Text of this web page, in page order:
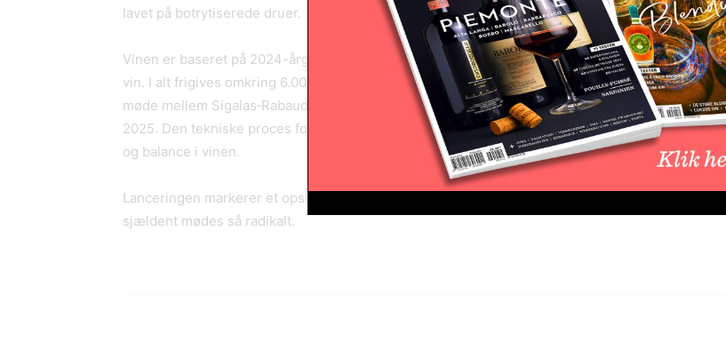
lavet på botrytiserede druer.
Vinen er baseret på 2024-årgangen og produceret af fade, der ellers var udset til slottets grand
vin. I alt frigives omkring 6.000 flasker til en pris på 29,90 euro. Projektet blev sat i gang efter et
møde mellem Sigalas‑Rabauds direktør, Laure de Lambert Compeyrot, og Moderato på Vinexpo
2025. Den tekniske proces foregår ved lavtemperatur-vakuumdestillation, som bevarer aromaer
og balance i vinen.
Lanceringen markerer et opsigtsvækkende skridt for Sauternes, hvor tradition og innovation
sjældent mødes så radikalt.